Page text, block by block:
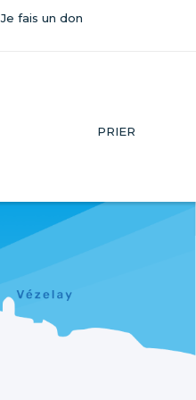
Je fais un don
PRIER